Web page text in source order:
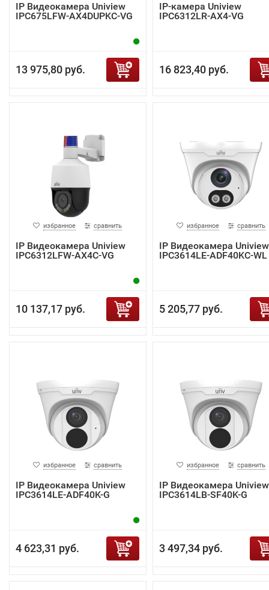
IP Видеокамера Uniview
IPC675LFW-AX4DUPKC-VG
13 975,80 руб.
IP-камера Uniview
IPC6312LR-AX4-VG
16 823,40 руб.
избранное сравнить
IP Видеокамера Uniview
IPC6312LFW-AX4C-VG
10 137,17 руб.
избранное сравнить
IP Видеокамера Uniview
IPC3614LE-ADF40KC-WL
5 205,77 руб.
избранное сравнить
IP Видеокамера Uniview
IPC3614LE-ADF40K-G
4 623,31 руб.
избранное сравнить
IP Видеокамера Uniview
IPC3614LB-SF40K-G
3 497,34 руб.